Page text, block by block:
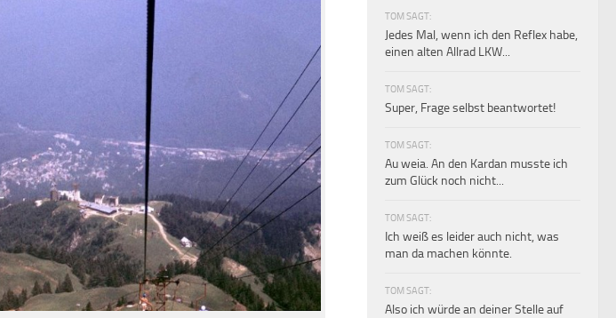
TOM SAGT:
Jedes Mal, wenn ich den Reflex habe,
einen alten Allrad LKW...
TOM SAGT:
Super, Frage selbst beantwortet!
TOM SAGT:
Au weia. An den Kardan musste ich
zum Glück noch nicht...
TOM SAGT:
Ich weiß es leider auch nicht, was
man da machen könnte.
TOM SAGT:
Also ich würde an deiner Stelle auf